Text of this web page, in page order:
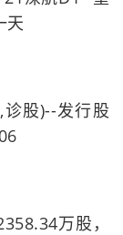
天
股)--发行股
万股，